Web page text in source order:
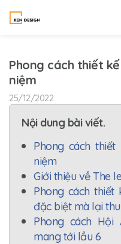
Phong cách thiết
niệm
25/12/2022
Nội dung bài viết.
Phong cách
niệm
Giới thiệu về The
Phong cách
đặc biệt mà lại
Phong cách
mang tới lầu 6